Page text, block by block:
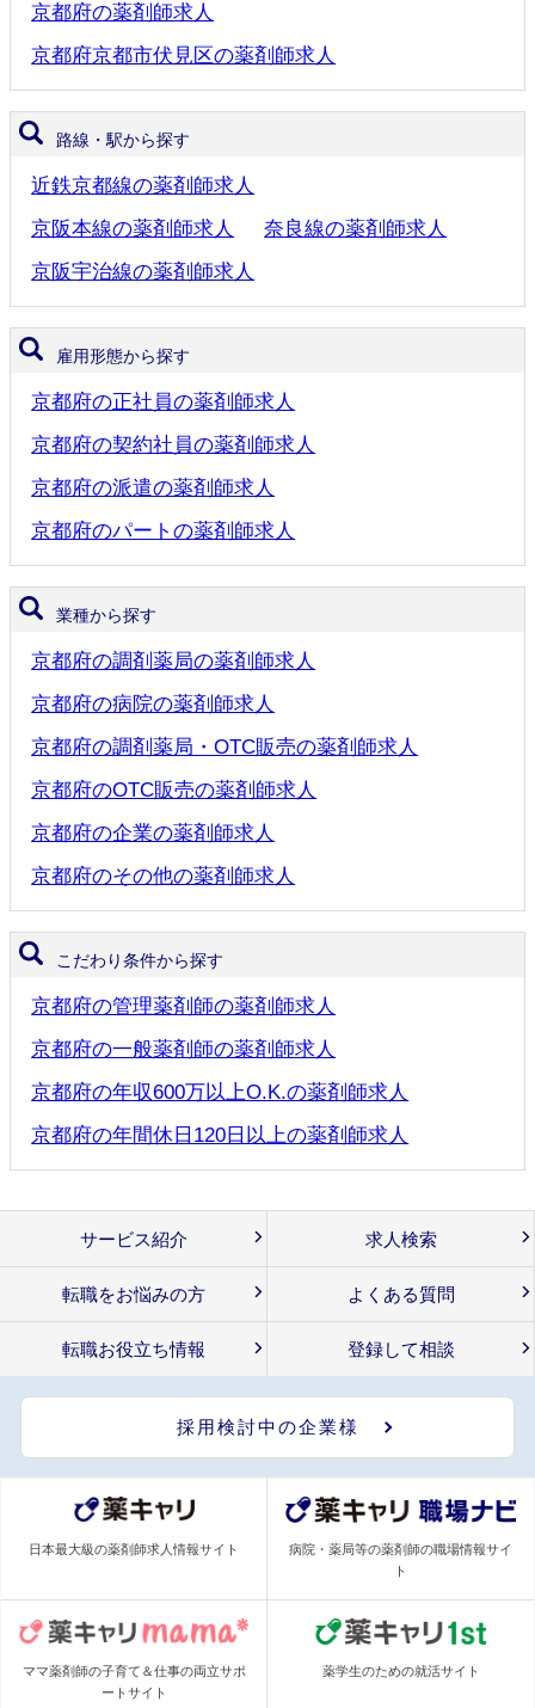
京都府の薬剤師求人
京都府京都市伏見区の薬剤師求人
路線・駅から探す
近鉄京都線の薬剤師求人
京阪本線の薬剤師求人
奈良線の薬剤師求人
京阪宇治線の薬剤師求人
雇用形態から探す
京都府の正社員の薬剤師求人
京都府の契約社員の薬剤師求人
京都府の派遣の薬剤師求人
京都府のパートの薬剤師求人
業種から探す
京都府の調剤薬局の薬剤師求人
京都府の病院の薬剤師求人
京都府の調剤薬局・OTC販売の薬剤師求人
京都府のOTC販売の薬剤師求人
京都府の企業の薬剤師求人
京都府のその他の薬剤師求人
こだわり条件から探す
京都府の管理薬剤師の薬剤師求人
京都府の一般薬剤師の薬剤師求人
京都府の年収600万以上O.K.の薬剤師求人
京都府の年間休日120日以上の薬剤師求人
サービス紹介 求人検索
転職をお悩みの方 よくある質問
転職お役立ち情報 登録して相談
採用検討中の企業様
日本最大級の薬剤師求人情報サイト
病院・薬局等の薬剤師の職場情報サイ
ト
ママ薬剤師の子育て＆仕事の両立サポ
ートサイト
薬学生のための就活サイト